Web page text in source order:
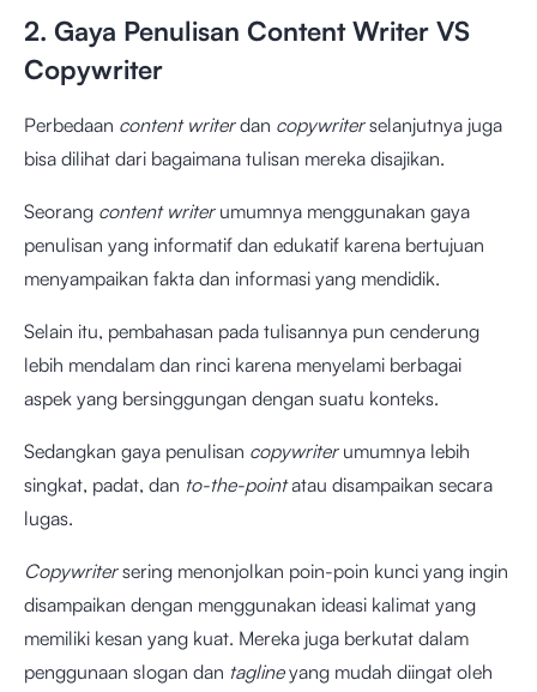
2. Gaya Penulisan Content Writer VS
Copywriter
Perbedaan content writerdan copywriterselanjutnya juga
bisa dilihat dari bagaimana tulisan mereka disajikan.
Seorang content writer umumnya menggunakan gaya
penulisan yang informatif dan edukatif karena bertujuan
menyampaikan fakta dan informasi yang mendidik.
Selain itu, pembahasan pada tulisannya pun cenderung
lebih mendalam dan rinci karena menyelami berbagai
aspek yang bersinggungan dengan suatu konteks.
Sedangkan gaya penulisan copywriter umumnya lebih
singkat, padat, dan to-the-pointatau disampaikan secara
lugas.
Copywritersering menonjolkan poin-poin kunci yang ingin
disampaikan dengan menggunakan ideasi kalimat yang
memiliki kesan yang kuat. Mereka juga berkutat dalam
penggunaan slogan dan taglineyang mudah diingat oleh